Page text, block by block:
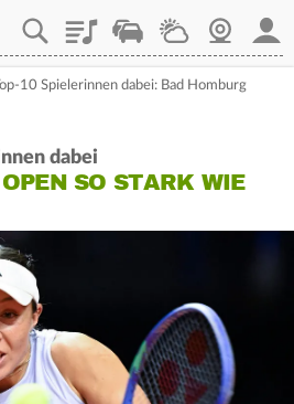
PlaylistStaupilotWetterWebcam
10 Spielerinnen dabei: Bad Homburg
dabei
SO STARK WIE